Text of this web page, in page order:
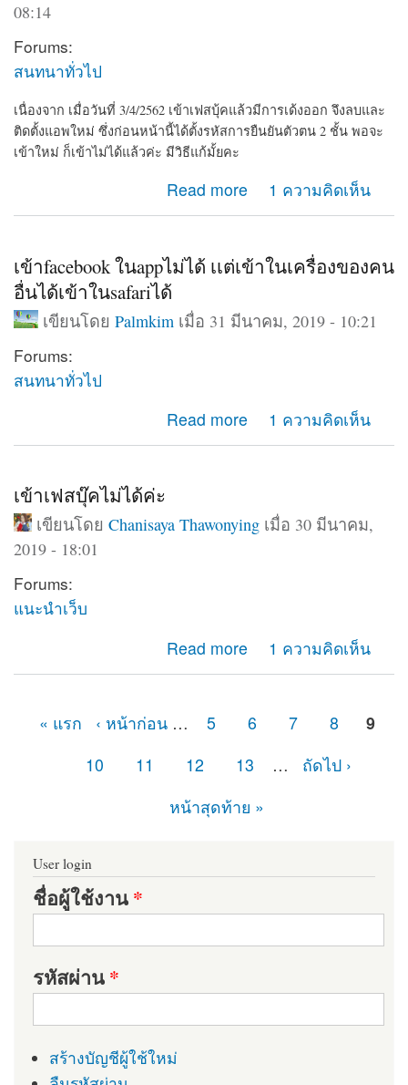
08:14
Forums:
สนทนาทั่วไป
เนื่องจาก เมื่อวันที่ 3/4/2562 เข้าเฟสบุ้คแล้วมีการเด้งออก จึงลบและ
ติดตั้งแอพใหม่ ซึ่งก่อนหน้านี้ได้ตั้งรหัสการยืนยันตัวตน 2 ชั้น พอจะ
เข้าใหม่ ก็เข้าไม่ได้แล้วค่ะ มีวิธีแก้มั้ยคะ
Read more
about เข้าสู่ระบบของเฟสบุ้คไม่ได้ค่ะเนื่องจากตั้งรหัสยืนยัน
สองชั้น
1 ความคิดเห็น
เข้าfacebook ในappไม่ได้ เเต่เข้าในเครื่องของคน
อื่นได้เข้าในsafariได้
เขียนโดย Palmkim เมื่อ 31 มีนาคม, 2019 - 10:21
Forums:
สนทนาทั่วไป
Read more
about เข้าfacebook ในappไม่ได้ เเต่เข้าในเครื่องของคน
อื่นได้เข้าในsafariได้
1 ความคิดเห็น
เข้าเฟสบุ๊คไม่ได้ค่ะ
เขียนโดย Chanisaya Thawonying เมื่อ 30 มีนาคม,
2019 - 18:01
Forums:
แนะนำเว็บ
Read more
about เข้าเฟสบุ๊คไม่ได้ค่ะ 1 ความคิดเห็น
« แรก ‹ หน้าก่อน … 5 6 7 8
9
10
11 12 13 …
ถัดไป ›
หน้าสุดท้าย »
User login
ชื่อผู้ใช้งาน*
รหัสผ่าน*
สร้างบัญชีผู้ใช้ใหม่